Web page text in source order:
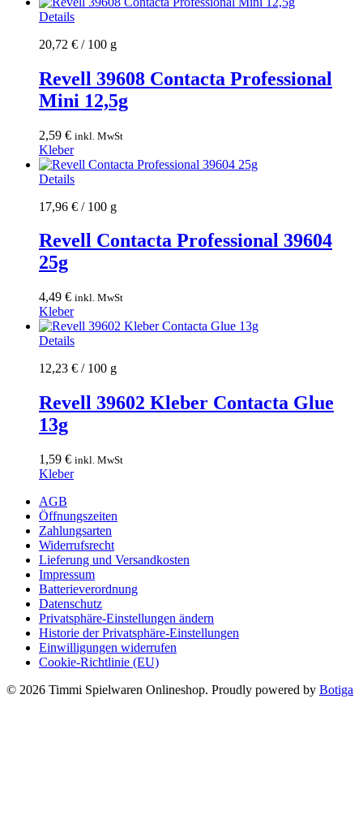
Details
20,72 € / 100 g
Revell 39608 Contacta Professional
Mini 12,5g
2,59 € inkl. MwSt
Kleber
Details
17,96 € / 100 g
Revell Contacta Professional 39604
25g
4,49 € inkl. MwSt
Kleber
Details
12,23 € / 100 g
Revell 39602 Kleber Contacta Glue
13g
1,59 € inkl. MwSt
Kleber
AGB
Öffnungszeiten
Zahlungsarten
Widerrufsrecht
Lieferung und Versandkosten
Impressum
Batterieverordnung
Datenschutz
Privatsphäre-Einstellungen ändern
Historie der Privatsphäre-Einstellungen
Einwilligungen widerrufen
Cookie-Richtlinie (EU)
© 2026 Timmi Spielwaren Onlineshop. Proudly powered by Botiga